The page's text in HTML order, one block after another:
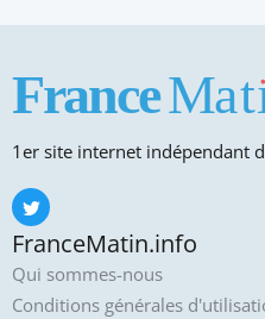
1er site internet indépendant
FranceMatin.info
Qui sommes-nous
Conditions générales